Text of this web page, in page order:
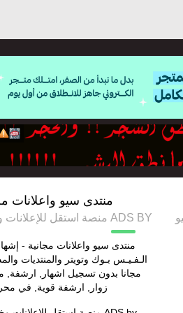
منتدى سيو واعلانات
ADS BY منصة استقل للإعلانات وخدمات السيو
منتدى سيو واعلانات مجانية -
الـفـيـس بـوك وتويتر والمنتديات
مجانا بدون تسجيل اشهار,
زوار, ارشفة قوية, في